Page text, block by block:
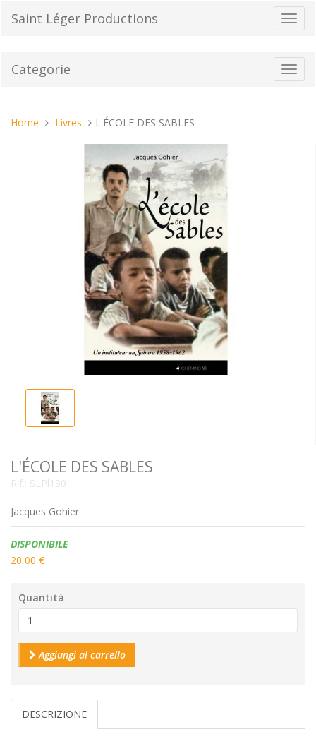
Saint Léger Productions
Categorie
Tu
Home Livres L'ÉCOLE DES SABLES
L'ÉCOLE DES SABLES
Rif.: SLPl130
Jacques Gohier
Disponibilità:
DISPONIBILE
20,00 €
Quantità
Aggiungi al carrello
DESCRIZIONE